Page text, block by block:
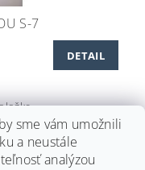
S-7
DETAIL
sme vám umožnili
a neustále
analýzou